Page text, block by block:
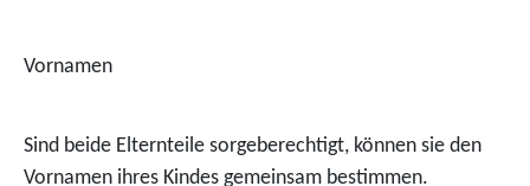
Vornamen
Sind beide Elternteile sorgeberechtigt, können sie den
Vornamen ihres Kindes gemeinsam bestimmen.